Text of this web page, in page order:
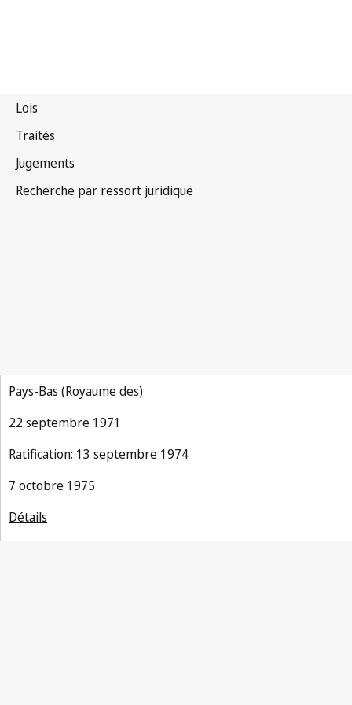
Pays-Bas (Royaume des)
22 septembre 1971
Ratification: 13 septembre 1974
7 octobre 1975
Détails